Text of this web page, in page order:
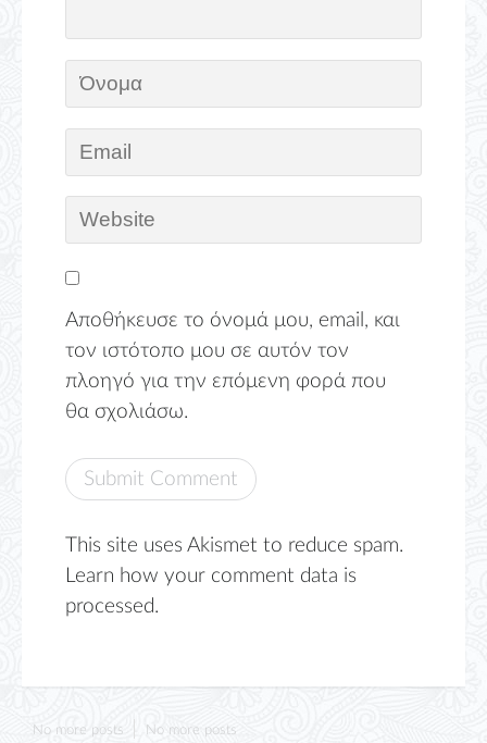
Αποθήκευσε το όνομά μου, email, και
τον ιστότοπο μου σε αυτόν τον
πλοηγό για την επόμενη φορά που
θα σχολιάσω.
This site uses Akismet to reduce spam.
Learn how your comment data is
processed.
No more posts No more posts